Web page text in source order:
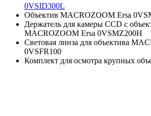
0VSID300L
Объектив MACROZOOM Ersa
Держатель для камеры CCD с
MACROZOOM Ersa 0VSMZ200H
Световая линза для объектива
0VSFR100
Комплект для осмотра крупных